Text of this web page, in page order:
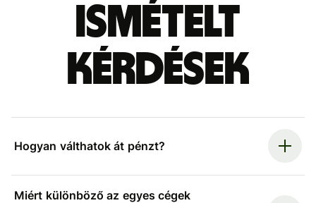
ismételt
kérdések
Hogyan válthatok át pénzt?
Miért különböző az egyes cégek